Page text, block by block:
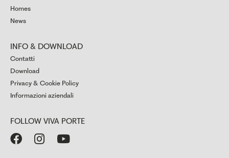
Homes
News
INFO & DOWNLOAD
Contatti
Download
Privacy & Cookie Policy
Informazioni aziendali
FOLLOW VIVA PORTE
  